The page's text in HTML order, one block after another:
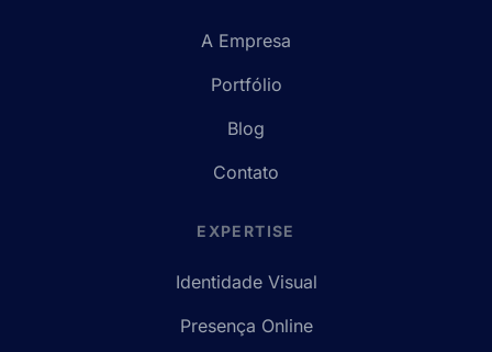
A Empresa
Portfólio
Blog
Contato
EXPERTISE
Identidade Visual
Presença Online